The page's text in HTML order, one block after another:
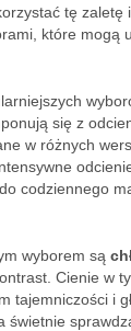
tę zaletę
które mogą
się z
w różnych
codziennego
wyborem są
Cienie w
tajemniczości i
świetnie